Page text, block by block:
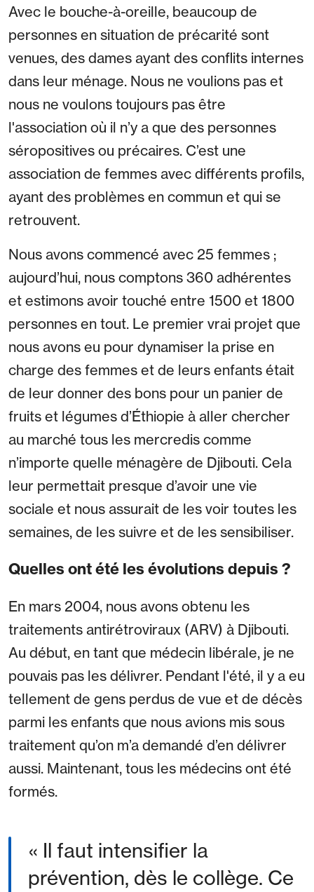
Avec le bouche-à-oreille, beaucoup de
personnes en situation de précarité sont
venues, des dames ayant des conflits internes
dans leur ménage. Nous ne voulions pas et
nous ne voulons toujours pas être
l'association où il n’y a que des personnes
séropositives ou précaires. C’est une
association de femmes avec différents profils,
ayant des problèmes en commun et qui se
retrouvent.
Nous avons commencé avec 25 femmes ;
aujourd’hui, nous comptons 360 adhérentes
et estimons avoir touché entre 1500 et 1800
personnes en tout. Le premier vrai projet que
nous avons eu pour dynamiser la prise en
charge des femmes et de leurs enfants était
de leur donner des bons pour un panier de
fruits et légumes d’Éthiopie à aller chercher
au marché tous les mercredis comme
n’importe quelle ménagère de Djibouti. Cela
leur permettait presque d’avoir une vie
sociale et nous assurait de les voir toutes les
semaines, de les suivre et de les sensibiliser.
Quelles ont été les évolutions depuis ?
En mars 2004, nous avons obtenu les
traitements antirétroviraux (ARV) à Djibouti.
Au début, en tant que médecin libérale, je ne
pouvais pas les délivrer. Pendant l'été, il y a eu
tellement de gens perdus de vue et de décès
parmi les enfants que nous avions mis sous
traitement qu’on m’a demandé d’en délivrer
aussi. Maintenant, tous les médecins ont été
formés.
« Il faut intensifier la
prévention, dès le collège. Ce